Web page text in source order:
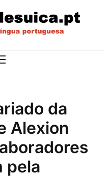
da
Alexion
pela